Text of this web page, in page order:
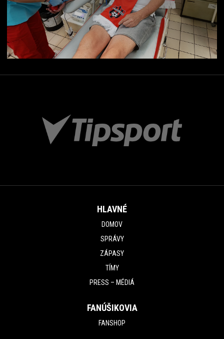
HLAVNÉ
DOMOV
SPRÁVY
ZÁPASY
TÍMY
PRESS – MÉDIÁ
FANÚŠIKOVIA
FANSHOP